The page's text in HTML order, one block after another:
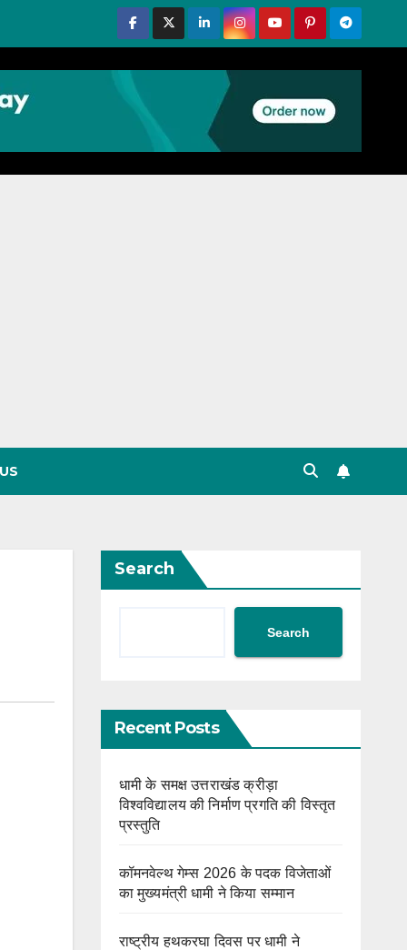
Search
Search
Recent Posts
धामी के समक्ष उत्तराखंड क्रीड़ा
विश्वविद्यालय की निर्माण प्रगति की विस्तृत
प्रस्तुति
कॉमनवेल्थ गेम्स 2026 के पदक विजेताओं
का मुख्यमंत्री धामी ने किया सम्मान
राष्ट्रीय हथकरघा दिवस पर धामी ने